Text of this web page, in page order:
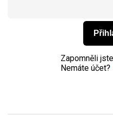
Zapomněli
Nemáte účet?